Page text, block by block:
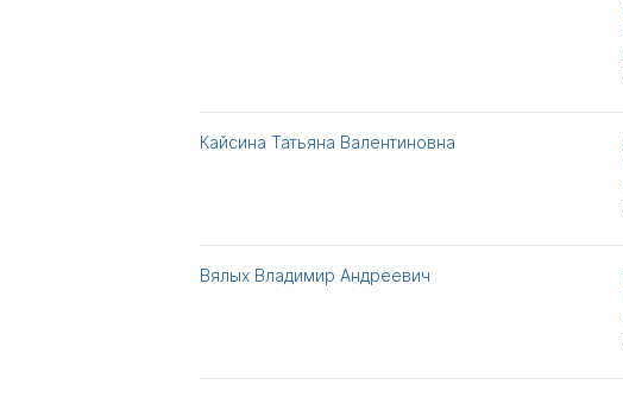
Кайсина Татьяна Валентиновна
Вялых Владимир Андреевич